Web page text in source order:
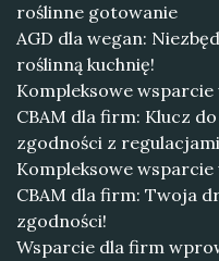
roślinne gotowanie
AGD dla wegan:
roślinną kuchnię!
Kompleksowe
CBAM dla firm: Klucz
zgodności z regulacjami
Kompleksowe
CBAM dla firm: Twoja
zgodności!
Wsparcie dla firm